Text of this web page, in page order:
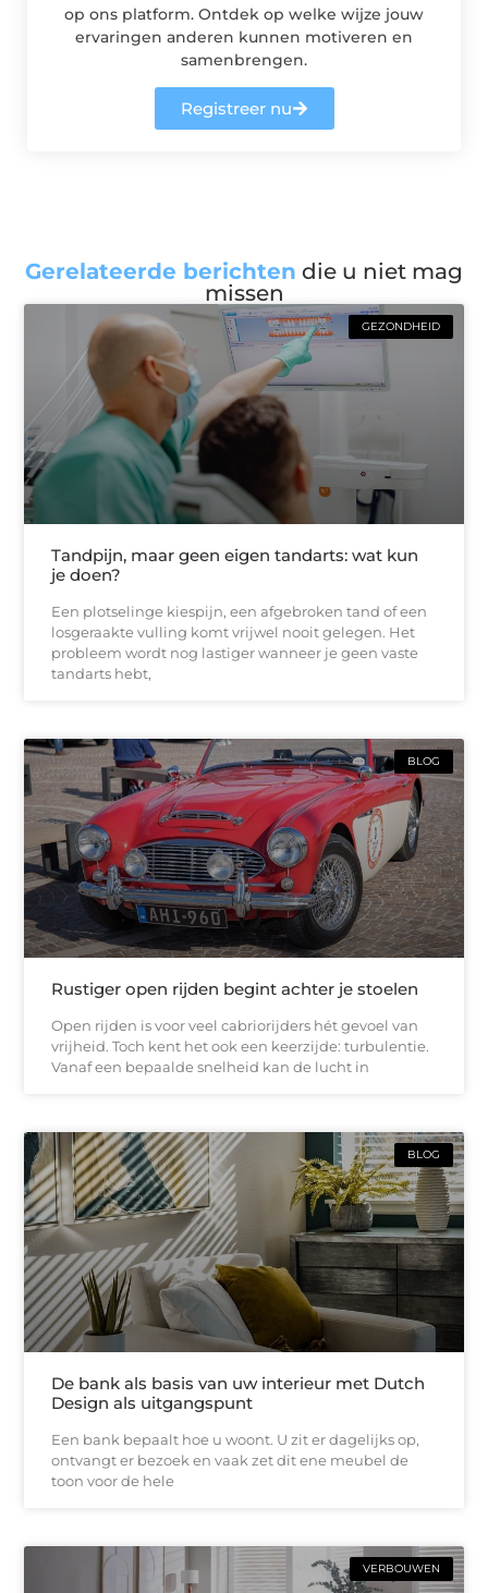
op ons platform. Ontdek op welke wijze jouw
ervaringen anderen kunnen motiveren en
samenbrengen.
Registreer nu
Gerelateerde berichten die u niet mag
missen
GEZONDHEID
Tandpijn, maar geen eigen tandarts: wat kun
je doen?
Een plotselinge kiespijn, een afgebroken tand of een
losgeraakte vulling komt vrijwel nooit gelegen. Het
probleem wordt nog lastiger wanneer je geen vaste
tandarts hebt,
BLOG
Rustiger open rijden begint achter je stoelen
Open rijden is voor veel cabriorijders hét gevoel van
vrijheid. Toch kent het ook een keerzijde: turbulentie.
Vanaf een bepaalde snelheid kan de lucht in
BLOG
De bank als basis van uw interieur met Dutch
Design als uitgangspunt
Een bank bepaalt hoe u woont. U zit er dagelijks op,
ontvangt er bezoek en vaak zet dit ene meubel de
toon voor de hele
VERBOUWEN